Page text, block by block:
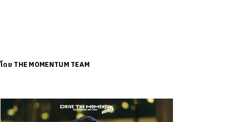
โดย THE MOMENTUM TEAM